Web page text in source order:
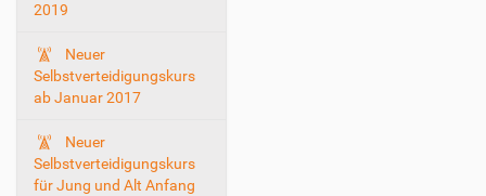
2019
Neuer
Selbstverteidigungskurs
ab Januar 2017
Neuer
Selbstverteidigungskurs
für Jung und Alt Anfang